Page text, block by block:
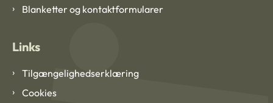
Blanketter og kontaktformularer
Links
Tilgængelighedserklæring
Cookies